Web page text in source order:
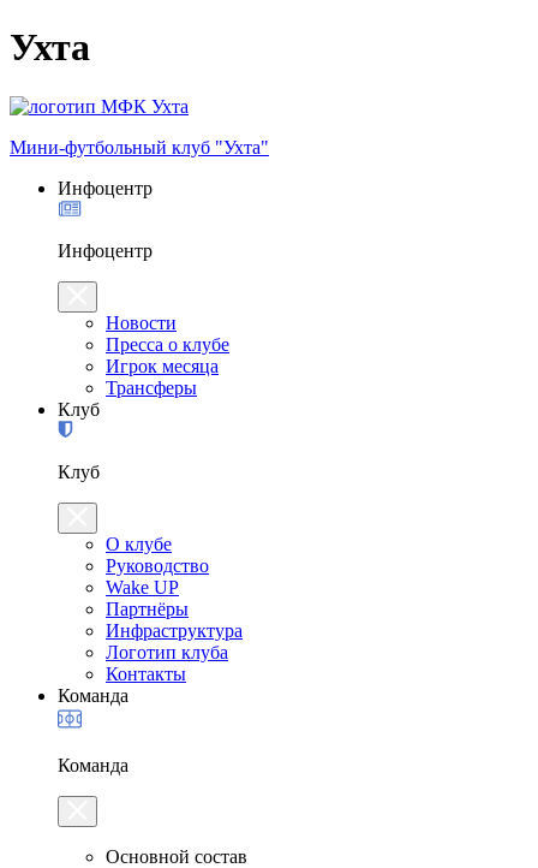
Ухта
Мини-футбольный клуб "Ухта"
Инфоцентр
Инфоцентр
Новости
Пресса о клубе
Игрок месяца
Трансферы
Клуб
Клуб
О клубе
Руководство
Wake UP
Партнёры
Инфраструктура
Логотип клуба
Контакты
Команда
Команда
Основной состав